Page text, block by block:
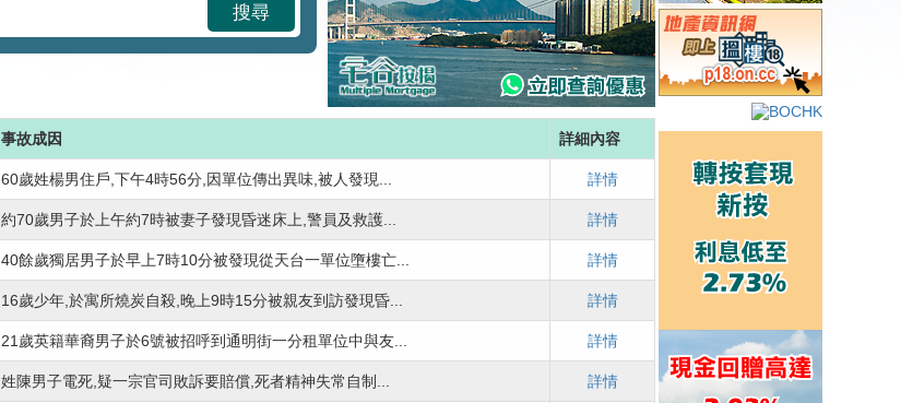
搜尋
事故成因 詳細內容
60歲姓楊男住戶,下午4時56分,因單位傳出異味,被人發現... 詳情
約70歲男子於上午約7時被妻子發現昏迷床上,警員及救護... 詳情
40餘歲獨居男子於早上7時10分被發現從天台一單位墮樓亡... 詳情
16歲少年,於寓所燒炭自殺,晚上9時15分被親友到訪發現昏... 詳情
21歲英籍華裔男子於6號被招呼到通明街一分租單位中與友... 詳情
姓陳男子電死,疑一宗官司敗訴要賠償,死者精神失常自制... 詳情